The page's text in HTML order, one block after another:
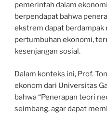
pemerintah dalam
berpendapat bahwa
ekstrem dapat
pertumbuhan ekonomi,
kesenjangan sosial.
Dalam konteks ini, Prof.
ekonom dari Universitas
bahwa “Penerapan teori
seimbang, agar dapat